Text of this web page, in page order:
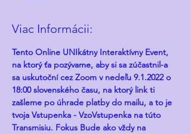
Viac Informácii:
Tento Online UNIkátny Interaktívny Event,
na ktorý ťa pozývame, aby si sa zúčastnil-a
sa uskutoční cez Zoom v nedeľu 9.1.2022 o
18:00 slovenského času, na ktorý link ti
zašleme po úhrade platby do mailu, a to je
tvoja Vstupenka - VzoVstupenka na túto
Transmisiu. Fokus Bude ako vždy na